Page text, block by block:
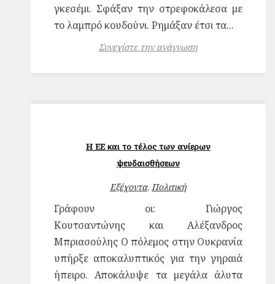
γκεσέμι. Σφάξαν την στρεφοκάλεσα με
το λαμπρό κουδούνι. Ρημάξαν έτσι τα...
Συνεχίστε την ανάγνωση
Η ΕΕ και το τέλος των ανίερων
ψευδαισθήσεων
Εξέχοντα, Πολιτική
Γράφουν οι: Γιώργος
Κουτσαντώνης και Αλέξανδρος
Μπριασούλης Ο πόλεμος στην Ουκρανία
υπήρξε αποκαλυπτικός για την γηραιά
ήπειρο. Αποκάλυψε τα μεγάλα άλυτα